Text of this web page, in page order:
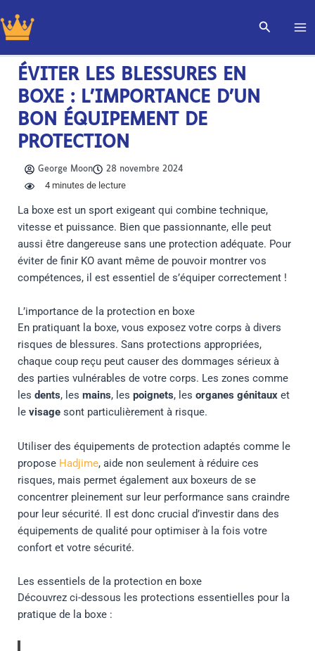
au
contenu
ÉVITER LES BLESSURES EN
BOXE : L’IMPORTANCE D’UN
BON ÉQUIPEMENT DE
PROTECTION
George Moon 28 novembre 2024
4minutes de lecture
La boxe est un sport exigeant qui combine technique,
vitesse et puissance. Bien que passionnante, elle peut
aussi être dangereuse sans une protection adéquate. Pour
éviter de finir KO avant même de pouvoir montrer vos
compétences, il est essentiel de s’équiper correctement !
L’importance de la protection en boxe
En pratiquant la boxe, vous exposez votre corps à divers
risques de blessures. Sans protections appropriées,
chaque coup reçu peut causer des dommages sérieux à
des parties vulnérables de votre corps. Les zones comme
les dents, les mains, les poignets, les organes génitauxet
le visagesont particulièrement à risque.
Utiliser des équipements de protection adaptés comme le
propose Hadjime, aide non seulement à réduire ces
risques, mais permet également aux boxeurs de se
concentrer pleinement sur leur performance sans craindre
pour leur sécurité. Il est donc crucial d’investir dans des
équipements de qualité pour optimiser à la fois votre
confort et votre sécurité.
Les essentiels de la protection en boxe
Découvrez ci-dessous les protections essentielles pour la
pratique de la boxe :